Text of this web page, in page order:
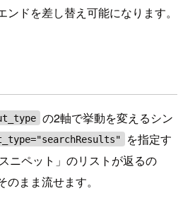
ドを差し替え可能になります。
の2軸で挙動を変えるシン
を指定す
ニペット」のリストが返るの
まま流せます。